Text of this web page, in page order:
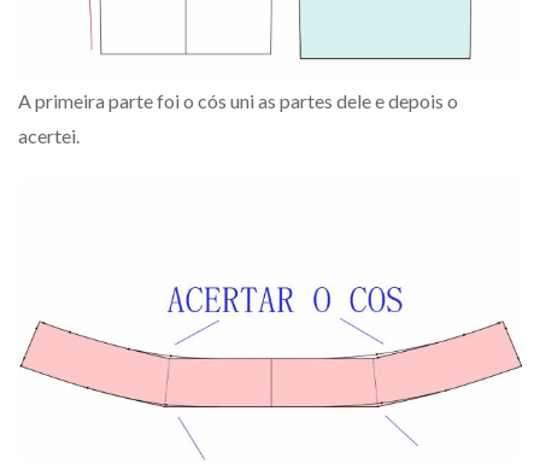
A primeira parte foi o cós uni as partes dele e depois o
acertei.